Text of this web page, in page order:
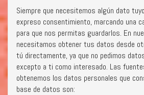
Siempre que necesitemos algún dato
expreso consentimiento, marcando una
para que nos permitas guardarlos. En
necesitamos obtener tus datos desde
tú directamente, ya que no pedimos
excepto a ti como interesado. Las
obtenemos los datos personales que
base de datos son: